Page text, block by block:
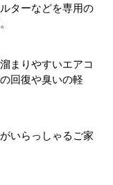
ターなどを専用の
まりやすいエアコ
回復や臭いの軽
いらっしゃるご家